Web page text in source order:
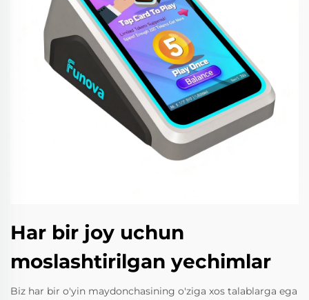
Har bir joy uchun
moslashtirilgan yechimlar
Biz har bir o'yin maydonchasining o'ziga xos talablarga ega